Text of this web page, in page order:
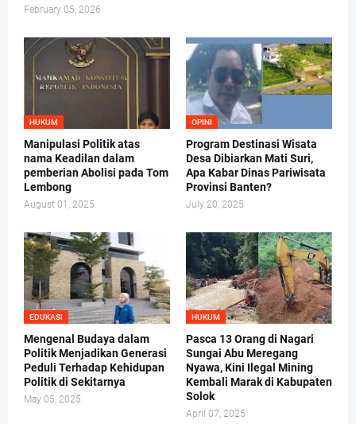
February 05, 2026
HUKUM
Manipulasi Politik atas
nama Keadilan dalam
pemberian Abolisi pada Tom
Lembong
August 01, 2025
OPINI
Program Destinasi Wisata
Desa Dibiarkan Mati Suri,
Apa Kabar Dinas Pariwisata
Provinsi Banten?
July 20, 2025
EDUKASI
Mengenal Budaya dalam
Politik Menjadikan Generasi
Peduli Terhadap Kehidupan
Politik di Sekitarnya
May 05, 2025
HUKUM
Pasca 13 Orang di Nagari
Sungai Abu Meregang
Nyawa, Kini Ilegal Mining
Kembali Marak di Kabupaten
Solok
April 07, 2025